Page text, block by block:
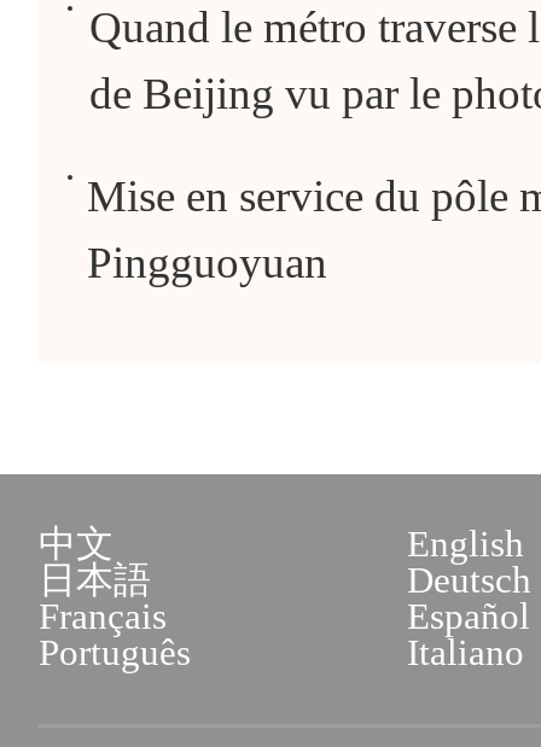
Quand le métro
de Beijing vu par le
Mise en service du pôle
Pingguoyuan
中文
English
日本語
Deutsch
Français
Español
Português
Italiano